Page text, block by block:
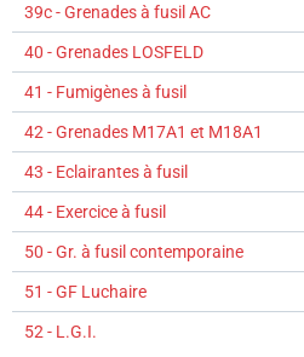
39c - Grenades à fusil AC
40 - Grenades LOSFELD
41 - Fumigènes à fusil
42 - Grenades M17A1 et M18A1
43 - Eclairantes à fusil
44 - Exercice à fusil
50 - Gr. à fusil contemporaine
51 - GF Luchaire
52 - L.G.I.